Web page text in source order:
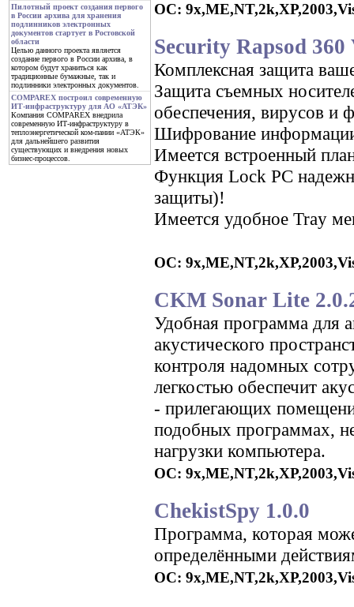
Пилотный проект создания первого
в России архива для хранения
подлинников электронных
документов стартует в Ростовской
области
Целью данного проекта является
создание первого в России архива, в
котором будут храниться как
традиционные бумажные, так и
подлинники электронных документов.
COMPAREX построил современную
ИТ-инфраструктуру для АО «АТЭК»
Компания COMPAREX внедрила
современную ИТ-инфраструктуру в
теплоэнергетической ком-пании «АТЭК»
для дальнейшего развития
существующих и внедрения новых
бизнес-процессов.
ОС:
Security Rapsod 360
Комплексная защита
Защита съемных
обеспечения, вирусов и
Шифрование
Имеется встроенный
Функция Lock PC
защиты)!
Имеется удобное Tray
ОС:
CKM Sonar Lite
Удобная программа для
акустического
контроля надомных
легкостью обеспечит
- прилегающих
подобных программах,
нагрузки компьютера.
ОС:
ChekistSpy 1.0.0
Программа, которая
определёнными
ОС: